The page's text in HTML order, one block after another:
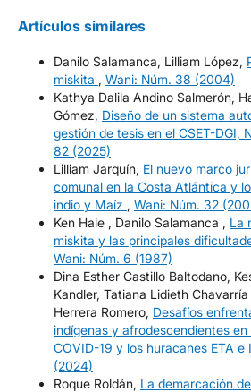
Artículos similares
Danilo Salamanca, Lilliam López,
miskita , Wani: Núm. 38 (2004)
Kathya Dalila Andino Salmerón,
Gómez, Diseño de un sistema
gestión de tesis en el CSET-DGI,
82 (2025)
Lilliam Jarquín, El nuevo marco
comunal en la Costa Atlántica y
indio y Maíz , Wani: Núm. 32
Ken Hale , Danilo Salamanca , La
miskita y las principales
Wani: Núm. 6 (1987)
Dina Esther Castillo Baltodano,
Kandler, Tatiana Lidieth
Herrera Romero, Desafíos
indígenas y afrodescendientes en
COVID-19 y los huracanes ETA e
(2024)
Roque Roldán, La demarcación